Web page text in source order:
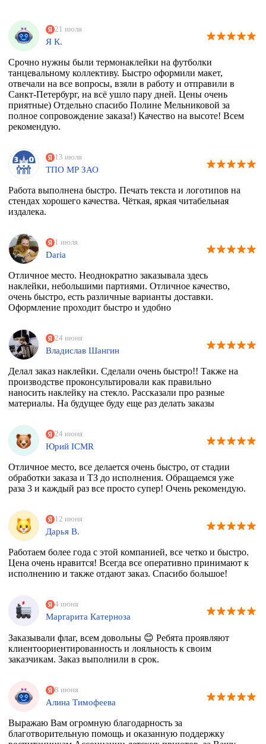
21 июля
Я К.
Срочно нужны были термонаклейки на футболки
танцевальному коллективу. Быстро оформили макет,
отвечали на все вопросы, взяли в работу и отправили в
Санкт-Петербург, на всё ушло пару дней. Цены очень
приятные) Отдельно спасибо Полине Мельниковой за
полное сопровождение заказа!) Качество на высоте! Всем
рекомендую.
13 июля
ТПО МР ЗАО
Работа выполнена быстро. Печать текста и логотипов на
стендах хорошего качества. Чёткая, яркая читабельная
издалека.
1 июля
Daria
Отличное место. Неоднократно заказывала здесь
наклейки, небольшими партиями. Отличное качество,
очень быстро, есть различные варианты доставки.
Оформление проходит быстро и удобно
24 июня
Владислав Шангин
Делал заказ наклейки. Сделали очень быстро!! Также на
производстве проконсультировали как правильно
наносить наклейку на стекло. Рассказали про разные
материалы. На будущее буду еще раз делать заказы
24 июня
Юрий ICMR
Отличное место, все делается очень быстро, от стадии
обработки заказа и ТЗ до исполнения. Обращаемся уже
раза 3 и каждый раз все просто супер! Очень рекомендую.
12 июня
Дарья В.
Работаем более года с этой компанией, все четко и быстро.
Цена очень нравится! Всегда все оперативно принимают к
исполнению и также отдают заказ. Спасибо большое!
4 июня
Маргарита Катерноза
Заказывали флаг, всем довольны 😊 Ребята проявляют
клиентоориентированность и лояльность к своим
заказчикам. Заказ выполнили в срок.
8 июня
Алина Тимофеева
Выражаю Вам огромную благодарность за
благотворительную помощь и оказанную поддержку